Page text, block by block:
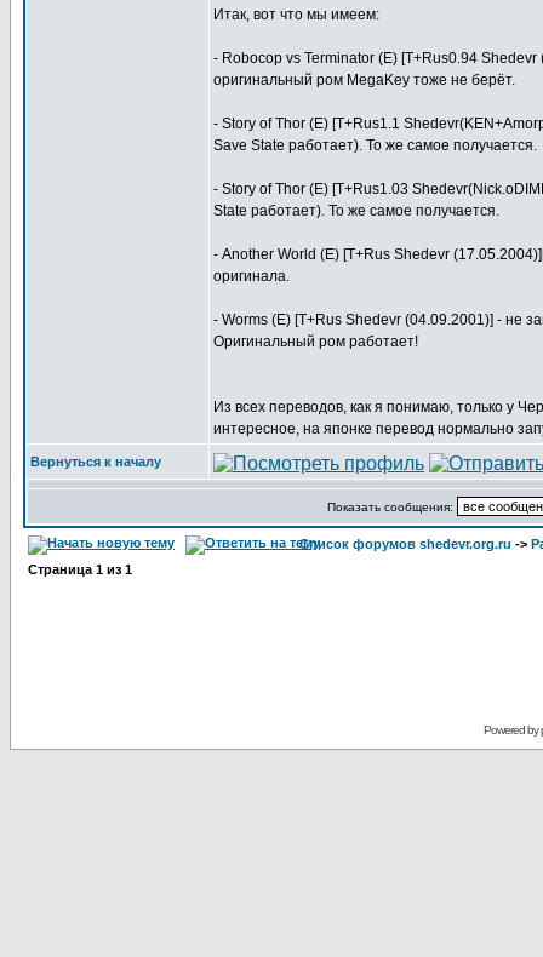
Итак, вот что мы имеем:
- Robocop vs Terminator (E) [T+Rus0.94
оригинальный ром MegaKey тоже не берёт.
- Story of Thor (E) [T+Rus1.1
Save State работает). То же самое получается.
- Story of Thor (E) [T+Rus1.03
State работает). То же самое получается.
- Another World (E) [T+Rus Shedevr
оригинала.
- Worms (E) [T+Rus Shedevr (04.09.2001)] - не
Оригинальный ром работает!
Из всех переводов, как я понимаю, только у
интересное, на японке перевод нормально
Вернуться к началу
Показать сообщения:
Список форумов shedevr.org.ru ->
Страница 1 из 1
Powered by